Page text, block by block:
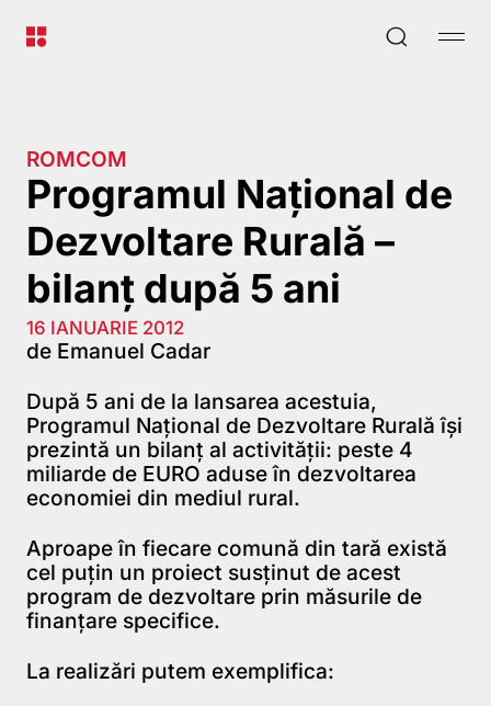
ROMCOM
Programul Național de
Dezvoltare Rurală –
bilanț după 5 ani
16 IANUARIE 2012
de Emanuel Cadar
După 5 ani de la lansarea acestuia,
Programul Național de Dezvoltare Rurală își
prezintă un bilanț al activității: peste 4
miliarde de EURO aduse în dezvoltarea
economiei din mediul rural.
Aproape în fiecare comună din tară există
cel puțin un proiect susținut de acest
program de dezvoltare prin măsurile de
finanțare specifice.
La realizări putem exemplifica: